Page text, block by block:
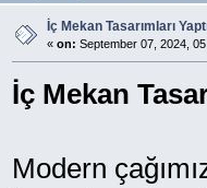
İç Mekan Tasarımları
« on: September 07, 2024,
İç Mekan
Modern